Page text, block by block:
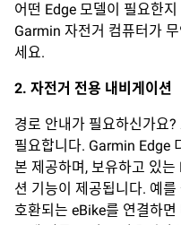
어떤 Edge 모델이 필요한
Garmin 자전거 컴퓨터가
세요.
2. 자전거 전용 내비게이션
경로 안내가 필요하신가요
필요합니다. Garmin Edge
본 제공하며, 보유하고 있는
션 기능이 제공됩니다. 예
호환되는 eBike를 연결하